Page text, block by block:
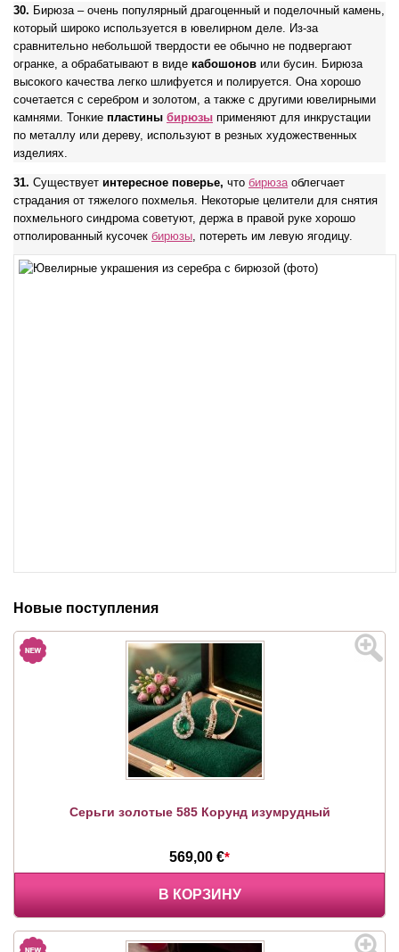
30. Бирюза – очень популярный драгоценный и поделочный камень,
который широко используется в ювелирном деле. Из-за
сравнительно небольшой твердости ее обычно не подвергают
огранке, а обрабатывают в виде кабошонов или бусин. Бирюза
высокого качества легко шлифуется и полируется. Она хорошо
сочетается с серебром и золотом, а также с другими ювелирными
камнями. Тонкие пластины бирюзы применяют для инкрустации
по металлу или дереву, используют в резных художественных
изделиях.
31. Существует интересное поверье, что бирюза облегчает
страдания от тяжелого похмелья. Некоторые целители для снятия
похмельного синдрома советуют, держа в правой руке хорошо
отполированный кусочек бирюзы , потереть им левую ягодицу.
Новые поступления
Серьги золотые 585 Корунд изумрудный
569,00 €*
В КОРЗИНУ